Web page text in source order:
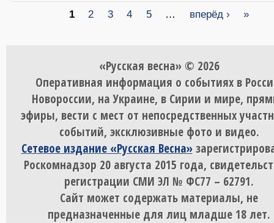
1 2 3 4 5 … вперёд › »
«Русская весна» © 2026
Оперативная информация о событиях в
Новороссии, на Украине, в Сирии и мире,
эфиры, вести с мест от непосредственных
событий, эксклюзивные фото и видео.
Сетевое издание «Русская Весна»
Роскомнадзор 20 августа 2015 года,
регистрации СМИ ЭЛ № ФС77 – 62791.
Сайт может содержать материалы, не
предназначенные для лиц младше 18 лет.